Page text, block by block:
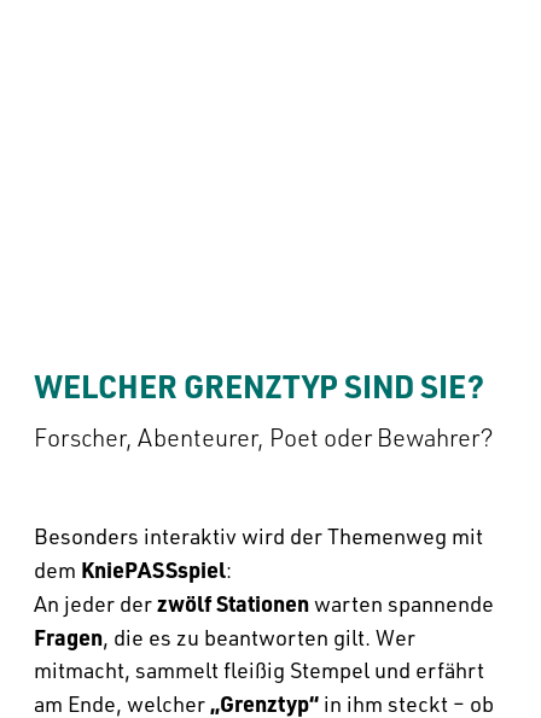
WELCHER GRENZTYP SIND SIE?
Forscher, Abenteurer, Poet oder Bewahrer?
Besonders interaktiv wird der Themenweg mit
dem KniePASSspiel:
An jeder derzwölf Stationenwarten spannende
Fragen, die es zu beantworten gilt. Wer
mitmacht, sammelt fleißig Stempel und erfährt
am Ende, welcher„Grenztyp“ in ihm steckt – ob